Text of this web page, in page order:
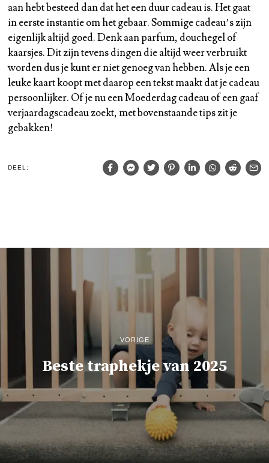
aan hebt besteed dan dat het een duur cadeau is. Het gaat
in eerste instantie om het gebaar. Sommige cadeau’s zijn
eigenlijk altijd goed. Denk aan parfum, douchegel of
kaarsjes. Dit zijn tevens dingen die altijd weer verbruikt
worden dus je kunt er niet genoeg van hebben. Als je een
leuke kaart koopt met daarop een tekst maakt dat je cadeau
persoonlijker. Of je nu een Moederdag cadeau of een gaaf
verjaardagscadeau zoekt, met bovenstaande tips zit je
gebakken!
DEEL:
VORIGE
Beste traphekje van 2025